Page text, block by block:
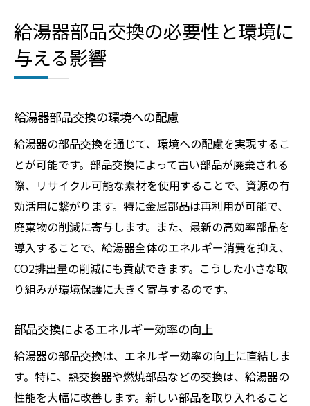
効果的な給湯器メンテナンスで寿命を延ばす方
法
専門業者による点検の重要性
日常的な清掃のポイント
メンテナンスで寿命を延ばす理由
セルフメンテナンスの注意点
給湯器の部品交換がもたらす経済的メリット
部品交換による光熱費の削減
長期的なコストメリット
予期せぬ修理費用の抑制
エネルギー効率向上による節約
給湯器の寿命延長による投資効果
給湯器の性能を最大化する定期点検の重要性
給湯器部品交換の必要性と環境に
与える影響
給湯器部品交換の環境への配慮
給湯器の部品交換を通じて、環境への配慮を実現するこ
とが可能です。部品交換によって古い部品が廃棄される
際、リサイクル可能な素材を使用することで、資源の有
効活用に繋がります。特に金属部品は再利用が可能で、
廃棄物の削減に寄与します。また、最新の高効率部品を
導入することで、給湯器全体のエネルギー消費を抑え、
CO2排出量の削減にも貢献できます。こうした小さな取
り組みが環境保護に大きく寄与するのです。
部品交換によるエネルギー効率の向上
給湯器の部品交換は、エネルギー効率の向上に直結しま
す。特に、熱交換器や燃焼部品などの交換は、給湯器の
性能を大幅に改善します。新しい部品を取り入れること